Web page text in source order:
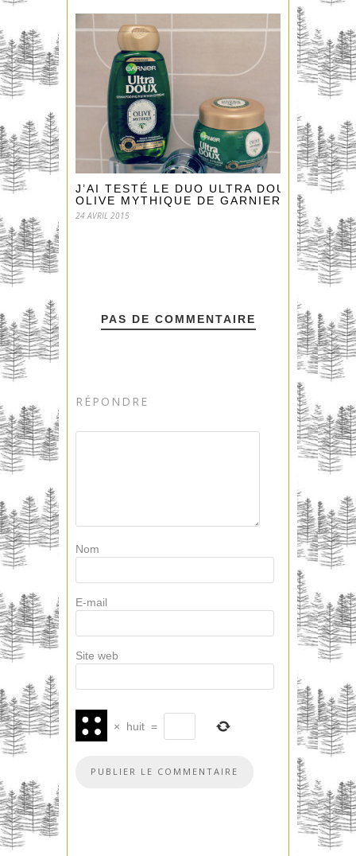
J’AI TESTÉ LE DUO ULTRA DOUX
OLIVE MYTHIQUE DE GARNIER
24 AVRIL 2015
PAS DE COMMENTAIRE
RÉPONDRE
Nom
E-mail
Site web
× huit =